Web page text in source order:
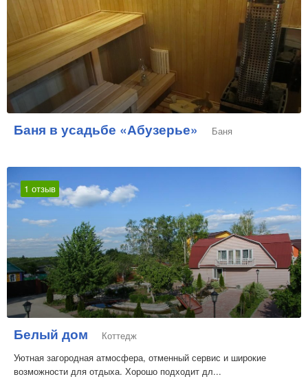
Баня в усадьбе «Абузерье» Баня
1 отзыв
Белый дом
Коттедж
Уютная загородная атмосфера, отменный сервис и широкие
возможности для отдыха. Хорошо подходит дл...